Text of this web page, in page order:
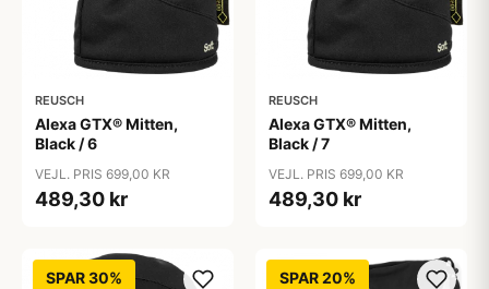
REUSCH
Alexa GTX® Mitten,
Black / 6
VEJL. PRIS 699,00 KR
489,30 kr
REUSCH
Alexa GTX® Mitten,
Black / 7
VEJL. PRIS 699,00 KR
489,30 kr
SPAR 30% SPAR 20%